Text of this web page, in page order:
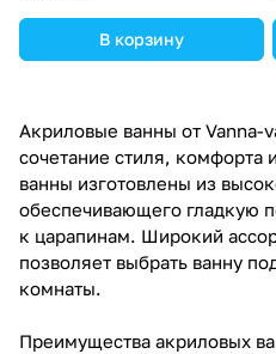
В корзину
Акриловые ванны от Vanna-
сочетание стиля, комфорта
ванны изготовлены из
обеспечивающего гладкую
к царапинам. Широкий
позволяет выбрать ванну
комнаты.
Преимущества акриловых